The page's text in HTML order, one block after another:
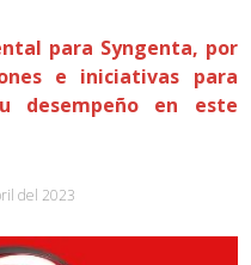
para Syngenta, por
e iniciativas para
desempeño en este
del 2023